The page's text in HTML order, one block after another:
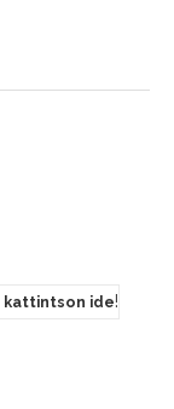
kattintson ide!